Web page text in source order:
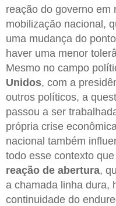
reação do governo em
mobilização nacional,
uma mudança do
haver uma menor
Mesmo no campo
Unidos, com a
outros políticos, a
passou a ser
própria crise
nacional também
todo esse contexto
reação de abertura,
a chamada linha dura,
continuidade do